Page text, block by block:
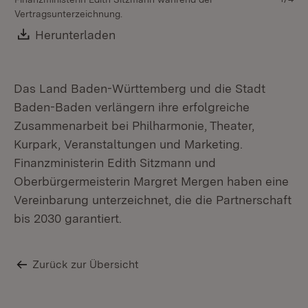
Vertragsunterzeichnung.
Download:
Herunterladen
Das Land Baden-Württemberg und die Stadt
Baden-Baden verlängern ihre erfolgreiche
Zusammenarbeit bei Philharmonie, Theater,
Kurpark, Veranstaltungen und Marketing.
Finanzministerin Edith Sitzmann und
Oberbürgermeisterin Margret Mergen haben eine
Vereinbarung unterzeichnet, die die Partnerschaft
bis 2030 garantiert.
Zurück zur Übersicht